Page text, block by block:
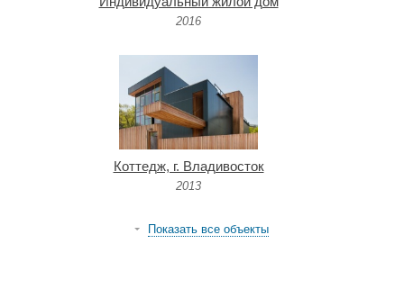
2016
Коттедж, г. Владивосток
2013
Показать все объекты